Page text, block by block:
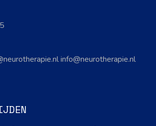
info@neurotherapie.nl